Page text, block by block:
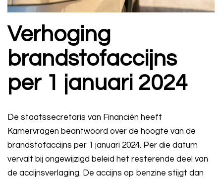
Verhoging
brandstofaccijns
per 1 januari 2024
De staatssecretaris van Financiën heeft
Kamervragen beantwoord over de hoogte van de
brandstofaccijns per 1 januari 2024. Per die datum
vervalt bij ongewijzigd beleid het resterende deel van
de accijnsverlaging. De accijns op benzine stijgt dan